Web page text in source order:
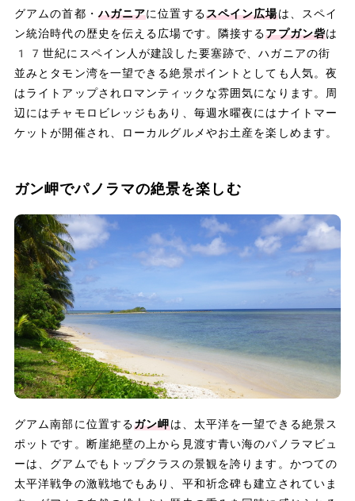
グアムの首都・ハガニアに位置するスペイン広場は、スペイ
ン統治時代の歴史を伝える広場です。隣接するアプガン砦は
17世紀にスペイン人が建設した要塞跡で、ハガニアの街
並みとタモン湾を一望できる絶景ポイントとしても人気。夜
はライトアップされロマンティックな雰囲気になります。周
辺にはチャモロビレッジもあり、毎週水曜夜にはナイトマー
ケットが開催され、ローカルグルメやお土産を楽しめます。
ガン岬でパノラマの絶景を楽しむ
グアム南部に位置するガン岬は、太平洋を一望できる絶景ス
ポットです。断崖絶壁の上から見渡す青い海のパノラマビュ
ーは、グアムでもトップクラスの景観を誇ります。かつての
太平洋戦争の激戦地でもあり、平和祈念碑も建立されていま